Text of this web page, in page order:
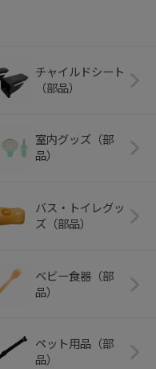
チャイルドシート
（部品）
室内グッズ（部
品）
バス・トイレグッ
ズ（部品）
ベビー食器（部
品）
ペット用品（部
品）